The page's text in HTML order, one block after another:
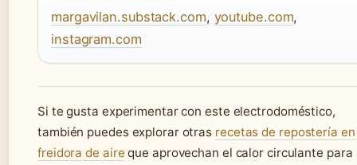
margavilan.substack.com, youtube.com,
instagram.com
Si te gusta experimentar con este electrodoméstico,
también puedes explorar otras recetas de repostería en
freidora de aire que aprovechan el calor circulante para